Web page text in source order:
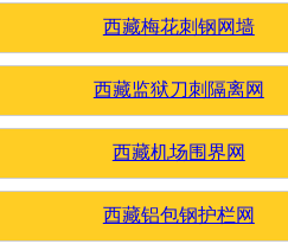
西藏梅花刺钢网墙
西藏监狱刀刺隔离网
西藏机场围界网
西藏铝包钢护栏网